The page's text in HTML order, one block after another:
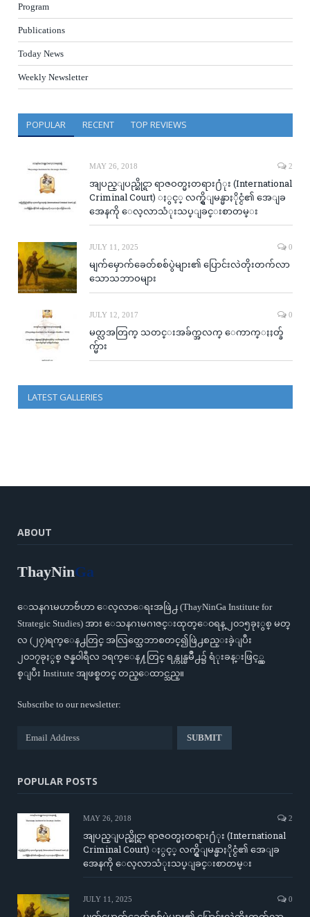
Program
Publications
Today News
Weekly Newsletter
POPULAR RECENT TOP REVIEWS
MAY 26, 2018 2
အျပည္ျပည္ဆိုင္ရာ ရာဇဝတ္မႈတရား႐ံုး (International
Criminal Court) ႏွင့္ လက္ရွိျမန္မာႏိုင္ငံ၏ အေျခ
အေနကို ေလ့လာသံုးသပ္ျခင္းစာတမ္း
JULY 11, 2025 0
မျက်မှောက်ခေတ်စစ်ပွဲများ၏ ပြောင်းလဲတိုးတက်လာ
သောသဘာဝများ
JULY 12, 2017 0
မတ္လအတြက္ သတင္းအခ်က္အလက္ ေကာက္ႏႈတ္ခ်
က္မ်ား
LATEST GALLERIES
ABOUT
ThayNinGa
ေသနဂၤမဟာဗ်ဴဟာ ေလ့လာေရးအဖြဲ႕ (ThayNinGa Institute for
Strategic Studies) အား ေသနဂၤမဂၢဇင္းထုတ္ေ၀ရန္ ၂၀၁၅ခုႏွစ္ မတ္
လ (၂၇)ရက္ေန႕တြင္ အလြတ္သေဘာစတင္၍ဖြဲ႕စည္းခဲ့ျပီး
၂၀၁၇ခုႏွစ္ ဇန္န၀ါရီလ ၁ရက္ေန႔တြင္ ရန္ကုန္ၿမိဳ႕၌ ရံုးခန္းဖြင့္လွ
စ္ျပီး Institute အျဖစ္စတင္ တည္ေထာင္သည္။
Subscribe to our newsletter:
POPULAR POSTS
MAY 26, 2018 2
အျပည္ျပည္ဆိုင္ရာ ရာဇဝတ္မႈတရား႐ံုး (International
Criminal Court) ႏွင့္ လက္ရွိျမန္မာႏိုင္ငံ၏ အေျခ
အေနကို ေလ့လာသံုးသပ္ျခင္းစာတမ္း
JULY 11, 2025 0